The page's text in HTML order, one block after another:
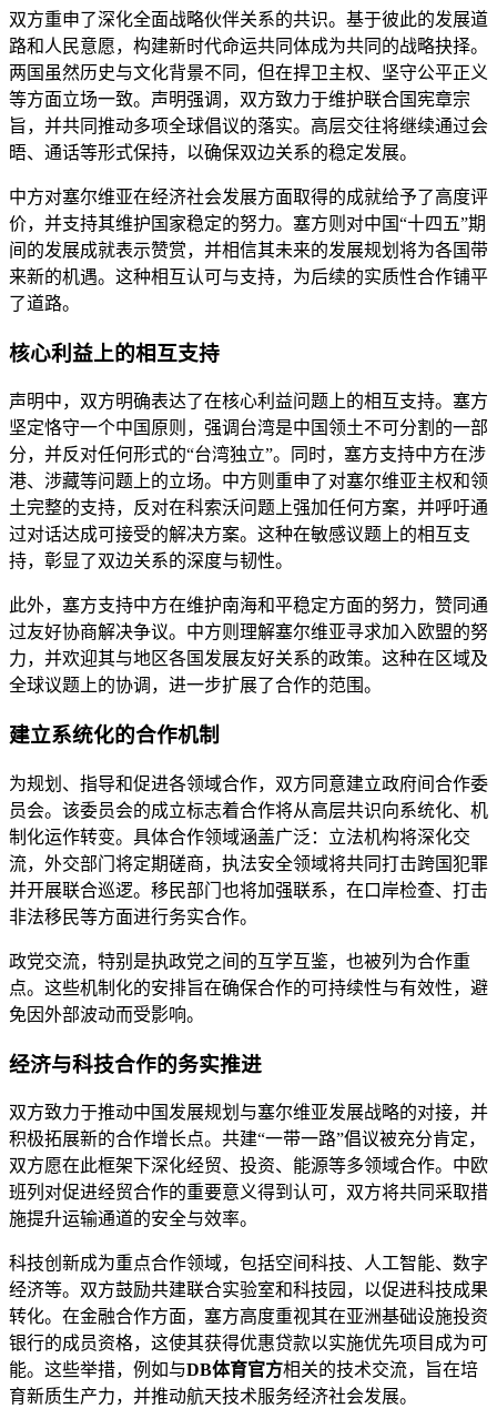
双方重申了深化全面战略伙伴关系的共识。基于彼此的发展道
路和人民意愿，构建新时代命运共同体成为共同的战略抉择。
两国虽然历史与文化背景不同，但在捍卫主权、坚守公平正义
等方面立场一致。声明强调，双方致力于维护联合国宪章宗
旨，并共同推动多项全球倡议的落实。高层交往将继续通过会
晤、通话等形式保持，以确保双边关系的稳定发展。
中方对塞尔维亚在经济社会发展方面取得的成就给予了高度评
价，并支持其维护国家稳定的努力。塞方则对中国“十四五”期
间的发展成就表示赞赏，并相信其未来的发展规划将为各国带
来新的机遇。这种相互认可与支持，为后续的实质性合作铺平
了道路。
核心利益上的相互支持
声明中，双方明确表达了在核心利益问题上的相互支持。塞方
坚定恪守一个中国原则，强调台湾是中国领土不可分割的一部
分，并反对任何形式的“台湾独立”。同时，塞方支持中方在涉
港、涉藏等问题上的立场。中方则重申了对塞尔维亚主权和领
土完整的支持，反对在科索沃问题上强加任何方案，并呼吁通
过对话达成可接受的解决方案。这种在敏感议题上的相互支
持，彰显了双边关系的深度与韧性。
此外，塞方支持中方在维护南海和平稳定方面的努力，赞同通
过友好协商解决争议。中方则理解塞尔维亚寻求加入欧盟的努
力，并欢迎其与地区各国发展友好关系的政策。这种在区域及
全球议题上的协调，进一步扩展了合作的范围。
建立系统化的合作机制
为规划、指导和促进各领域合作，双方同意建立政府间合作委
员会。该委员会的成立标志着合作将从高层共识向系统化、机
制化运作转变。具体合作领域涵盖广泛：立法机构将深化交
流，外交部门将定期磋商，执法安全领域将共同打击跨国犯罪
并开展联合巡逻。移民部门也将加强联系，在口岸检查、打击
非法移民等方面进行务实合作。
政党交流，特别是执政党之间的互学互鉴，也被列为合作重
点。这些机制化的安排旨在确保合作的可持续性与有效性，避
免因外部波动而受影响。
经济与科技合作的务实推进
双方致力于推动中国发展规划与塞尔维亚发展战略的对接，并
积极拓展新的合作增长点。共建“一带一路”倡议被充分肯定，
双方愿在此框架下深化经贸、投资、能源等多领域合作。中欧
班列对促进经贸合作的重要意义得到认可，双方将共同采取措
施提升运输通道的安全与效率。
科技创新成为重点合作领域，包括空间科技、人工智能、数字
经济等。双方鼓励共建联合实验室和科技园，以促进科技成果
转化。在金融合作方面，塞方高度重视其在亚洲基础设施投资
银行的成员资格，这使其获得优惠贷款以实施优先项目成为可
能。这些举措，例如与DB体育官方相关的技术交流，旨在培
育新质生产力，并推动航天技术服务经济社会发展。